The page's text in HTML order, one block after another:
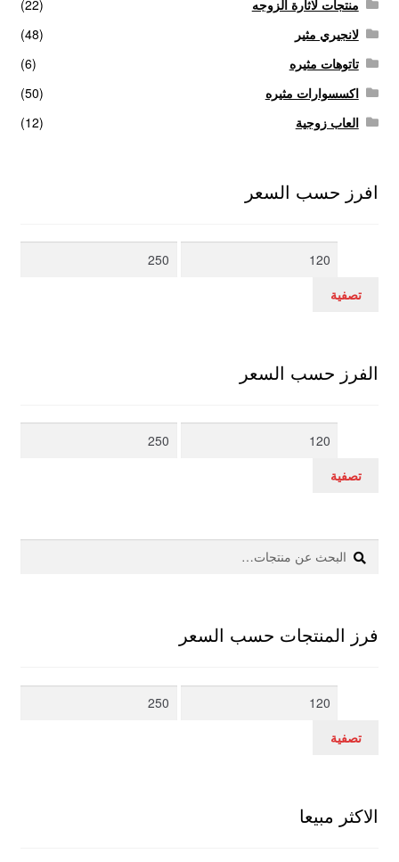
منتجات لاثارة الزوجه
(22)
لانجيري مثير
(48)
تاتوهات مثيره
(6)
اكسسوارات مثيره
(50)
العاب زوجية
(12)
افرز حسب السعر
أدنى
أعلى
تصفية
الفرز حسب السعر
أدنى
أعلى
تصفية
البحث
عن:
بحث
فرز المنتجات حسب السعر
أدنى
أعلى
تصفية
الاكثر مبيعا